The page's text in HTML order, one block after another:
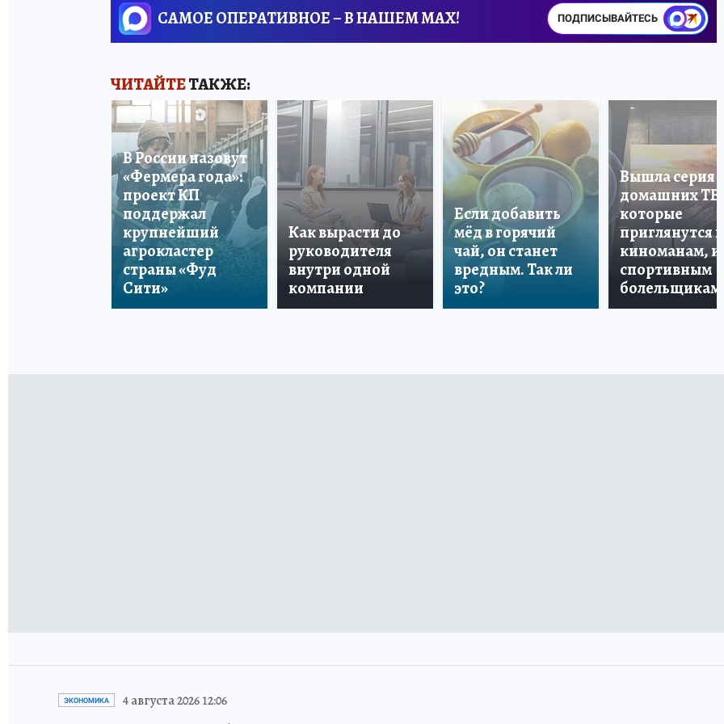
САМОЕ ОПЕРАТИВНОЕ – В НАШЕМ MAX! ПОДПИСЫВАЙТЕСЬ
ЧИТАЙТЕТАКЖЕ:
В России назовут
«Фермера года»:
проект КП
поддержал
крупнейший
агрокластер
страны «Фуд
Сити»
Как вырасти до
руководителя
внутри одной
компании
Если добавить
мёд в горячий
чай, он станет
вредным. Так ли
это?
Вышла серия
домашних ТВ,
которые
приглянутся и
киноманам, и
спортивным
болельщикам
ЭКОНОМИКА 4 августа 2026 12:06